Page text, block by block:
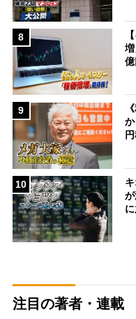
8
9
10
注目の著者・連載